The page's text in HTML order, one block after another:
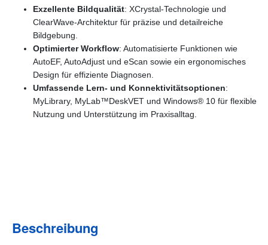
Exzellente Bildqualität: XCrystal-Technologie und
ClearWave-Architektur für präzise und detailreiche
Bildgebung.
Optimierter Workflow: Automatisierte Funktionen wie
AutoEF, AutoAdjust und eScan sowie ein ergonomisches
Design für effiziente Diagnosen.
Umfassende Lern- und Konnektivitätsoptionen:
MyLibrary, MyLab™DeskVET und Windows® 10 für flexible
Nutzung und Unterstützung im Praxisalltag.
Beschreibung